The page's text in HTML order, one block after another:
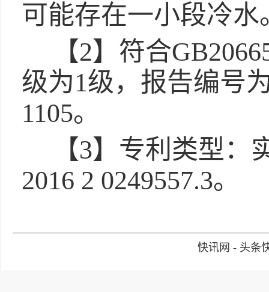
可能存在一小段冷水
【2】符合
级为1级，报告编号
1105。
【3】专利类型
2016 2 0249557.3。
快讯网 - 头条